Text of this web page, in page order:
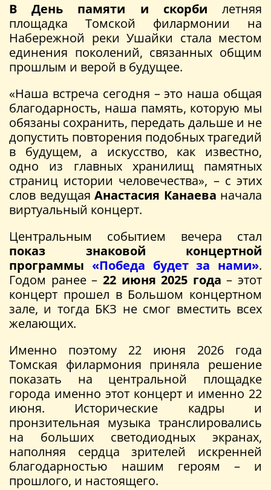
В День памяти и скорби летняя
площадка Томской филармонии на
Набережной реки Ушайки стала местом
единения поколений, связанных общим
прошлым и верой в будущее.
«Наша встреча сегодня – это наша общая
благодарность, наша память, которую мы
обязаны сохранить, передать дальше и не
допустить повторения подобных трагедий
в будущем, а искусство, как известно,
одно из главных хранилищ памятных
страниц истории человечества», – с этих
слов ведущая Анастасия Канаева начала
виртуальный концерт.
Центральным событием вечера стал
показ знаковой концертной
программы «Победа будет за нами».
Годом ранее – 22 июня 2025 года – этот
концерт прошел в Большом концертном
зале, и тогда БКЗ не смог вместить всех
желающих.
Именно поэтому 22 июня 2026 года
Томская филармония приняла решение
показать на центральной площадке
города именно этот концерт и именно 22
июня. Исторические кадры и
пронзительная музыка транслировались
на больших светодиодных экранах,
наполняя сердца зрителей искренней
благодарностью нашим героям – и
прошлого, и настоящего.